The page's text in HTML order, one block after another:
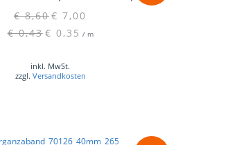
€8,60Ursprünglicher
Preis
€ 7,00
€0,43€ 0,35 / m
inkl. MwSt.
zzgl. Versandkosten